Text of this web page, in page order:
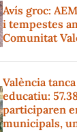
Avís groc:
i tempestes
Comunitat
València
educatiu:
participaren
municipals,